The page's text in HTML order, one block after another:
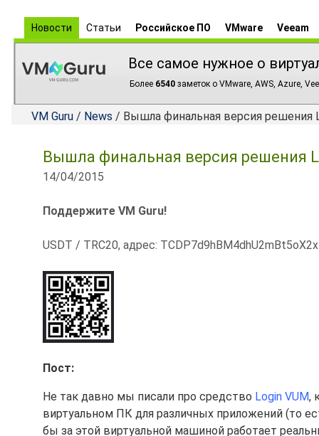
Новости Статьи Российское ПО VMware Veeam
Все самое нужное о
Более 6540 заметок о VMware, AWS, Azure,
VM Guru / News / Вышла финальная версия решения
Вышла финальная версия решения
14/04/2015
Поддержите VM Guru!
USDT / TRC20, адрес:
Пост:
Не так давно мы писали про средство Login VUM,
виртуальном ПК для различных приложений (то
бы за этой виртуальной машиной работает